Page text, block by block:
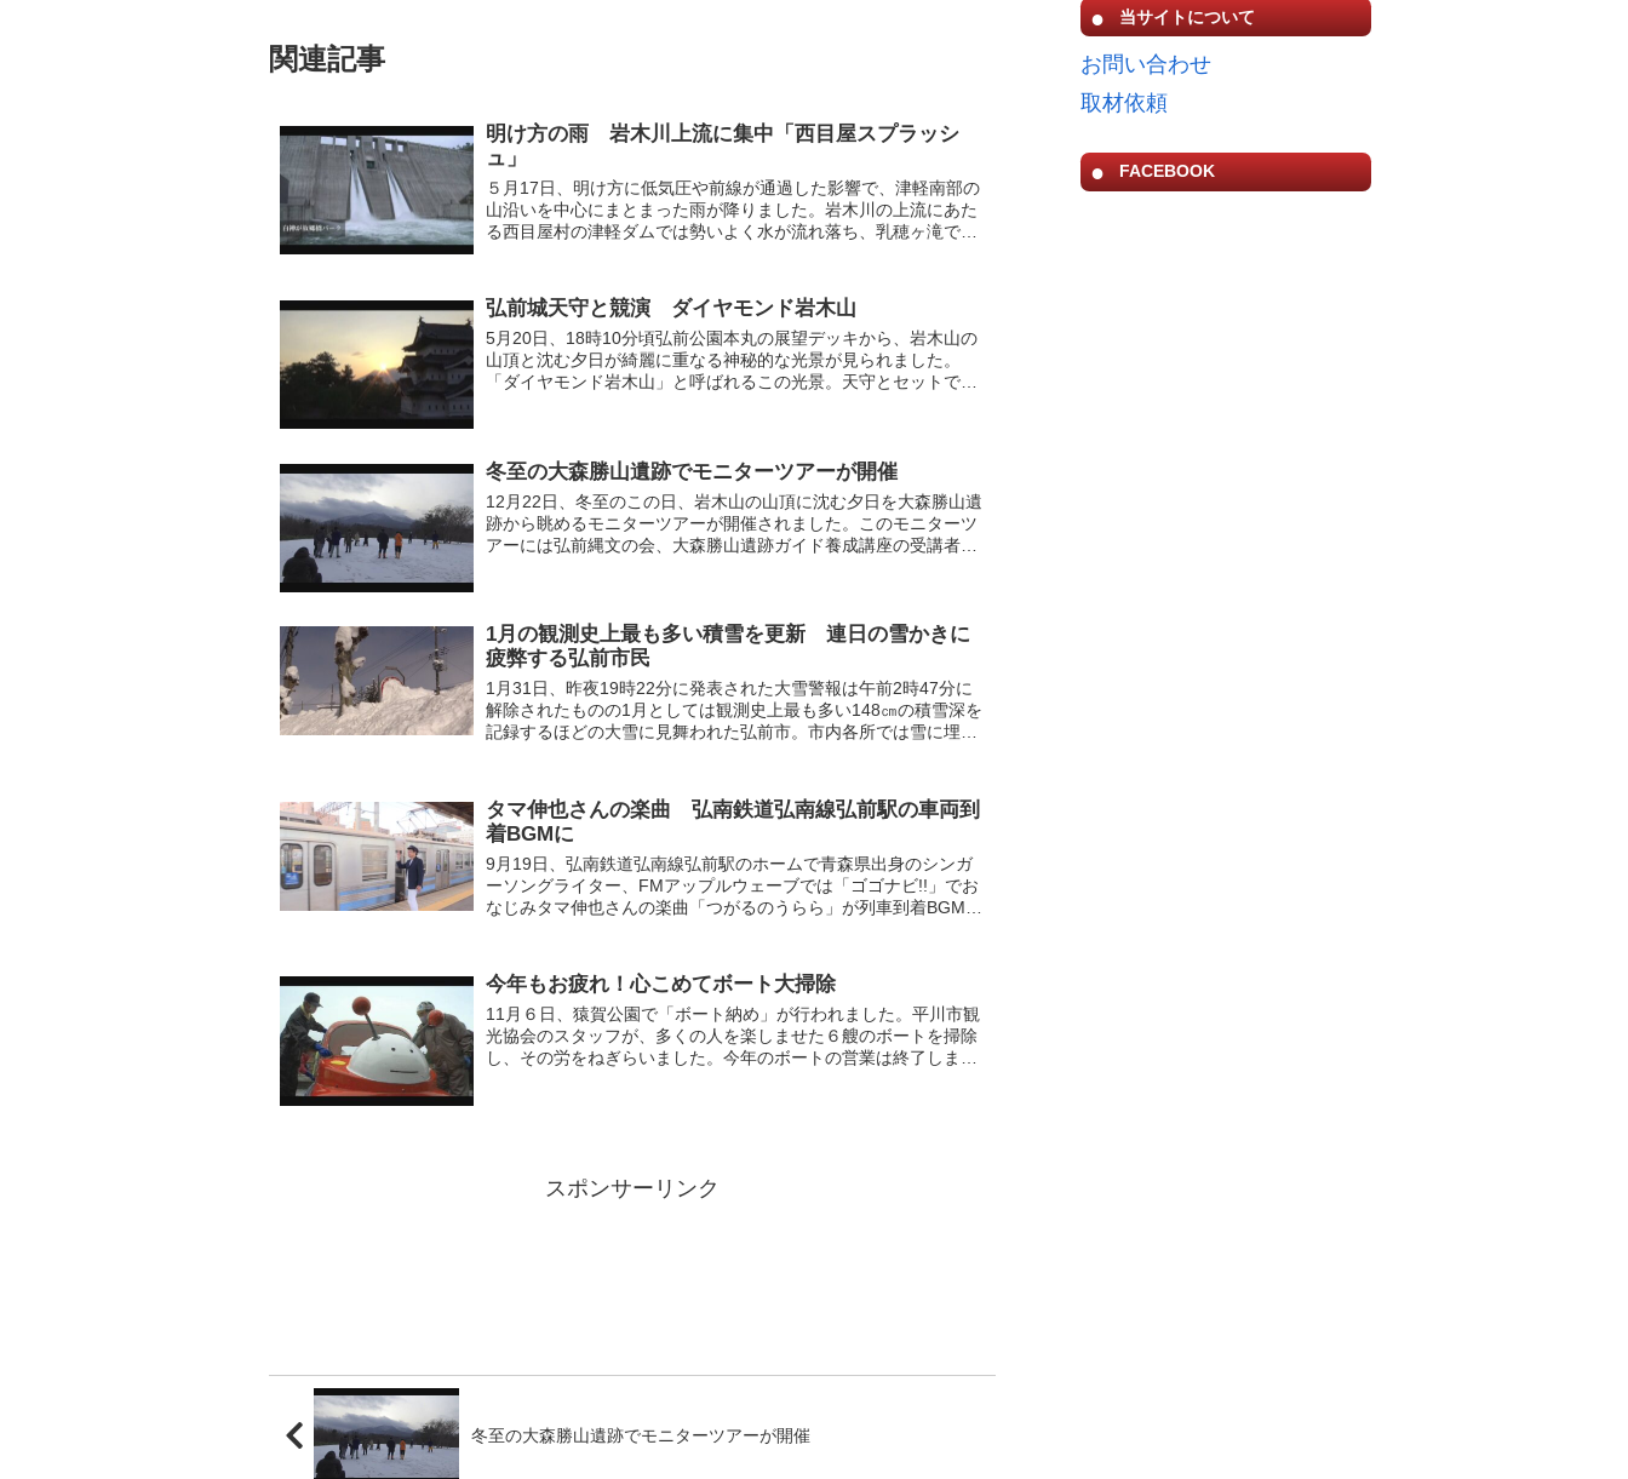
関連記事
明け方の雨 岩木川上流に集中「西目屋スプラッシ
ュ」
５月17日、明け方に低気圧や前線が通過した影響で、津軽南部の
山沿いを中心にまとまった雨が降りました。岩木川の上流にあた
る西目屋村の津軽ダムでは勢いよく水が流れ落ち、乳穂ヶ滝で
弘前城天守と競演 ダイヤモンド岩木山
5月20日、18時10分頃弘前公園本丸の展望デッキから、岩木山の
山頂と沈む夕日が綺麗に重なる神秘的な光景が見られました。
「ダイヤモンド岩木山」と呼ばれるこの光景。天守とセットで見
冬至の大森勝山遺跡でモニターツアーが開催
12月22日、冬至のこの日、岩木山の山頂に沈む夕日を大森勝山遺
跡から眺めるモニターツアーが開催されました。このモニターツ
アーには弘前縄文の会、大森勝山遺跡ガイド養成講座の受講者、
1月の観測史上最も多い積雪を更新 連日の雪かきに
疲弊する弘前市民
1月31日、昨夜19時22分に発表された大雪警報は午前2時47分に
解除されたものの1月としては観測史上最も多い148㎝の積雪深を
記録するほどの大雪に見舞われた弘前市。市内各所では雪に埋も
タマ伸也さんの楽曲 弘南鉄道弘南線弘前駅の車両到
着BGMに
9月19日、弘南鉄道弘南線弘前駅のホームで青森県出身のシンガ
ーソングライター、FMアップルウェーブでは「ゴゴナビ!!」でお
なじみタマ伸也さんの楽曲「つがるのうらら」が列車到着BGMに
今年もお疲れ！心こめてボート大掃除
11月６日、猿賀公園で「ボート納め」が行われました。平川市観
光協会のスタッフが、多くの人を楽しませた６艘のボートを掃除
し、その労をねぎらいました。今年のボートの営業は終了しまし
スポンサーリンク
冬至の大森勝山遺跡でモニターツアーが開催
当サイトについて
お問い合わせ
取材依頼
FACEBOOK